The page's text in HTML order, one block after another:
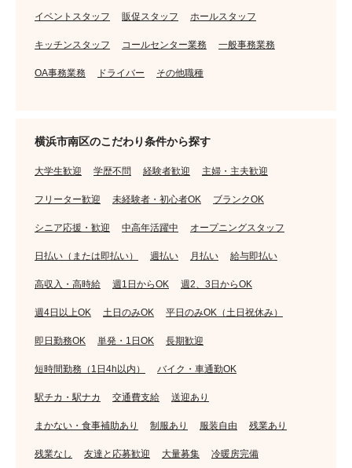
イベントスタッフ 販促スタッフ ホールスタッフ
キッチンスタッフ コールセンター業務 一般事務業務
OA事務業務 ドライバー その他職種
横浜市南区のこだわり条件から探す
大学生歓迎 学歴不問 経験者歓迎 主婦・主夫歓迎
フリーター歓迎 未経験者・初心者OK ブランクOK
シニア応援・歓迎 中高年活躍中 オープニングスタッフ
日払い（または即払い） 週払い 月払い 給与即払い
高収入・高時給 週1日からOK 週2、3日からOK
週4日以上OK 土日のみOK 平日のみOK（土日祝休み）
即日勤務OK 単発・1日OK 長期歓迎
短時間勤務（1日4h以内） バイク・車通勤OK
駅チカ・駅ナカ 交通費支給 送迎あり
まかない・食事補助あり 制服あり 服装自由 残業あり
残業なし 友達と応募歓迎 大量募集 冷暖房完備